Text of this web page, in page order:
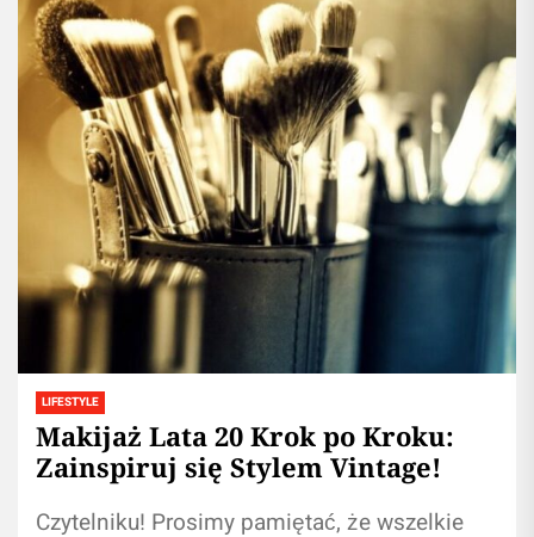
LIFESTYLE
Makijaż Lata 20 Krok po Kroku:
Zainspiruj się Stylem Vintage!
Czytelniku! Prosimy pamiętać, że wszelkie